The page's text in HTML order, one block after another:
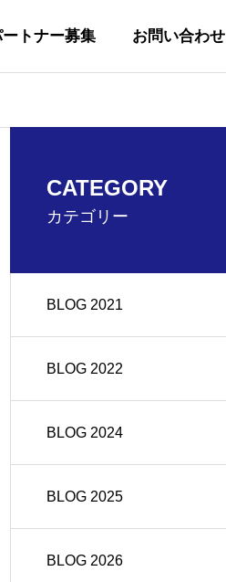
トナー募集 お問い合わせ
BUSINESS
沿革
OUTLINE
CATEGORY
カテゴリー
BLOG 2021
BLOG 2022
BLOG 2024
BLOG 2025
BLOG 2026